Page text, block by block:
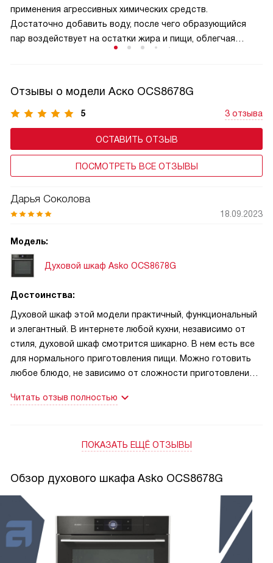
применения агрессивных химических средств.
Достаточно добавить воду, после чего образующийся
пар воздействует на остатки жира и пищи, облегчая
вид внутреннего пространства на протяжении
длительного срока эксплуатации.
Отзывы о модели Аско OCS8678G
5 3 отзыва
ОСТАВИТЬ ОТЗЫВ
ПОСМОТРЕТЬ ВСЕ ОТЗЫВЫ
Дарья Соколова
18.09.2023
Модель:
Духовой шкаф Asko OCS8678G
Достоинства:
Духовой шкаф этой модели практичный, функциональный
и элегантный. В интернете любой кухни, независимо от
стиля, духовой шкаф смотрится шикарно. В нем есть все
для нормального приготовления пищи. Можно готовить
любое блюдо, не зависимо от сложности приготовления.
камера объемная, можно готовить сразу на нескольких
Очень нравится, что есть таймер с отключением.
на очень высоком уровне. Духовка безопасна для детей,
которое сильно не нагревается. Дверца духовки
открывается вниз, имеет доводчик, поэтому открытие
плавное, а закрытие без хлопков. Все функции и режимы
перечислять не буду, их много и они все описаны в
Читать отзыв полностью
ПОКАЗАТЬ ЕЩЁ ОТЗЫВЫ
Обзор духового шкафа Asko OCS8678G